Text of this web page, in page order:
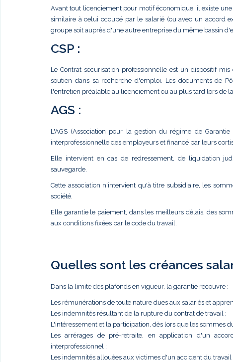
Avant tout licenciement pour motif économique, il existe
similaire à celui occupé par le salarié (ou avec un accord
groupe soit auprès d'une autre entreprise du même bassin
CSP :
Le Contrat securisation professionnelle est un dispositif
soutien dans sa recherche d'emploi. Les documents de
l'entretien préalable au licenciement ou au plus tard lors de
AGS :
L'AGS (Association pour la gestion du régime de
interprofessionnelle des employeurs et financé par leurs
Elle intervient en cas de redressement, de liquidation
sauvegarde.
Cette association n'intervient qu'à titre subsidiaire, les
société.
Elle garantie le paiement, dans les meilleurs délais, des
aux conditions fixées par le code du travail.
Quelles sont les créances
Dans la limite des plafonds en vigueur, la garantie recouvre :
Les rémunérations de toute nature dues aux salariés et
Les indemnités résultant de la rupture du contrat de travail ;
L'intéressement et la participation, dès lors que les sommes
Les arrérages de pré-retraite, en application d'un
interprofessionnel ;
Les indemnités allouées aux victimes d'un accident du